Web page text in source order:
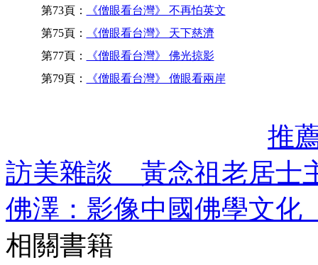
第73頁：
《僧眼看台灣》 不再怕英文
第75頁：
《僧眼看台灣》 天下慈濟
第77頁：
《僧眼看台灣》 佛光掠影
第79頁：
《僧眼看台灣》 僧眼看兩岸
推
訪美雜談 黃念祖老居士
佛澤：影像中國佛學文
相關書籍